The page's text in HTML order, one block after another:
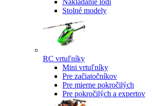
Nakladanie lodí
Stolné modely
RC vrtuľníky
Mini vrtuľníky
Pre začiatočníkov
Pre mierne pokročilých
Pre pokročilých a expertov